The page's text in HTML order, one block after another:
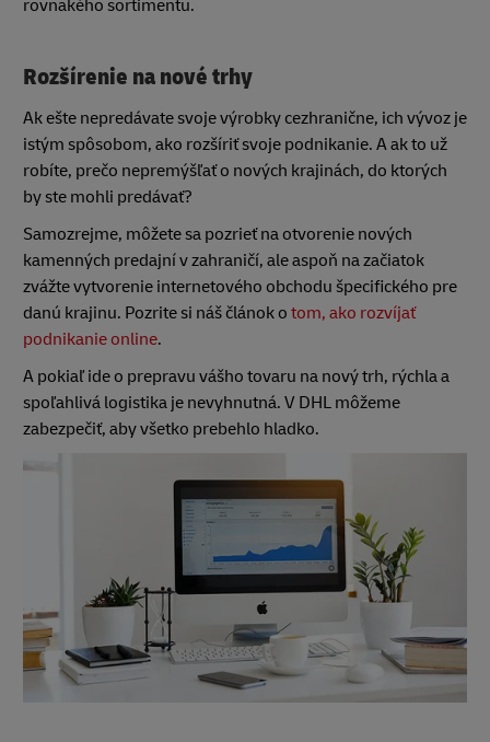
rovnakého sortimentu.
Rozšírenie na nové trhy
Ak ešte nepredávate svoje výrobky cezhranične, ich vývoz je
istým spôsobom, ako rozšíriť svoje podnikanie. A ak to už
robíte, prečo nepremýšľať o nových krajinách, do ktorých
by ste mohli predávať?
Samozrejme, môžete sa pozrieť na otvorenie nových
kamenných predajní v zahraničí, ale aspoň na začiatok
zvážte vytvorenie internetového obchodu špecifického pre
danú krajinu. Pozrite si náš článok o tom, ako rozvíjať
podnikanie online.
A pokiaľ ide o prepravu vášho tovaru na nový trh, rýchla a
spoľahlivá logistika je nevyhnutná. V DHL môžeme
zabezpečiť, aby všetko prebehlo hladko.